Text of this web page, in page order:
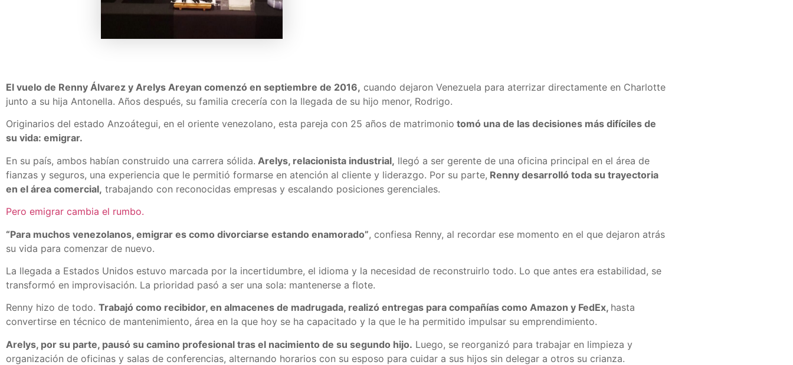
El vuelo de Renny Álvarez y Arelys Areyan comenzó en septiembre de 2016, cuando dejaron Venezuela para aterrizar directamente en Charlotte
junto a su hija Antonella. Años después, su familia crecería con la llegada de su hijo menor, Rodrigo.
Originarios del estado Anzoátegui, en el oriente venezolano, esta pareja con 25 años de matrimonio tomó una de las decisiones más difíciles de
su vida: emigrar.
En su país, ambos habían construido una carrera sólida. Arelys, relacionista industrial, llegó a ser gerente de una oficina principal en el área de
fianzas y seguros, una experiencia que le permitió formarse en atención al cliente y liderazgo. Por su parte, Renny desarrolló toda su trayectoria
en el área comercial, trabajando con reconocidas empresas y escalando posiciones gerenciales.
Pero emigrar cambia el rumbo.
“Para muchos venezolanos, emigrar es como divorciarse estando enamorado”, confiesa Renny, al recordar ese momento en el que dejaron atrás
su vida para comenzar de nuevo.
La llegada a Estados Unidos estuvo marcada por la incertidumbre, el idioma y la necesidad de reconstruirlo todo. Lo que antes era estabilidad, se
transformó en improvisación. La prioridad pasó a ser una sola: mantenerse a flote.
Renny hizo de todo. Trabajó como recibidor, en almacenes de madrugada, realizó entregas para compañías como Amazon y FedEx, hasta
convertirse en técnico de mantenimiento, área en la que hoy se ha capacitado y la que le ha permitido impulsar su emprendimiento.
Arelys, por su parte, pausó su camino profesional tras el nacimiento de su segundo hijo. Luego, se reorganizó para trabajar en limpieza y
organización de oficinas y salas de conferencias, alternando horarios con su esposo para cuidar a sus hijos sin delegar a otros su crianza.